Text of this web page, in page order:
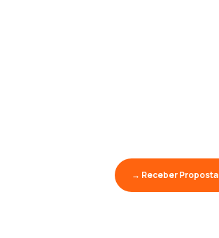
→ Receber Proposta